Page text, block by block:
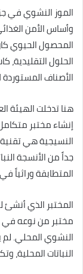
الموز النشوي في
وأساس الأمن
المحصول الحيوي
الحلول التقليدية،
الأصناف
هنا تدخلت الهيئة
إنشاء مختبر
النسيجية هي تقنية
جداً من الأنسجة
المتطابقة وراثياً
المختبر الذي
مختبر من نوعه في
النشوي المحلي. لم
النباتات المحلية،